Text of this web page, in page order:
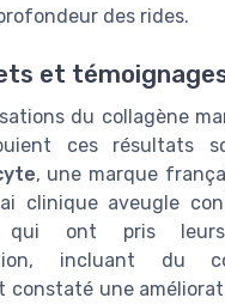
des rides.
et
du collagène
ces résultats
, une marque
clinique aveugle
qui ont pris
incluant du
constaté une